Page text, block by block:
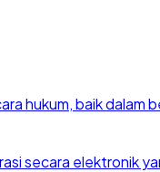
hukum, baik dalam
secara elektronik